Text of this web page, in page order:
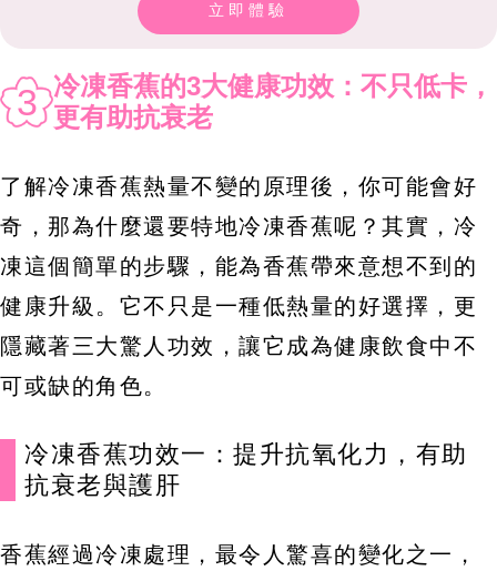
立即體驗
3 冷凍香蕉的3大健康功效：不只低卡，
更有助抗衰老
了解冷凍香蕉熱量不變的原理後，你可能會好
奇，那為什麼還要特地冷凍香蕉呢？其實，冷
凍這個簡單的步驟，能為香蕉帶來意想不到的
健康升級。它不只是一種低熱量的好選擇，更
隱藏著三大驚人功效，讓它成為健康飲食中不
可或缺的角色。
冷凍香蕉功效一：提升抗氧化力，有助
抗衰老與護肝
香蕉經過冷凍處理，最令人驚喜的變化之一，